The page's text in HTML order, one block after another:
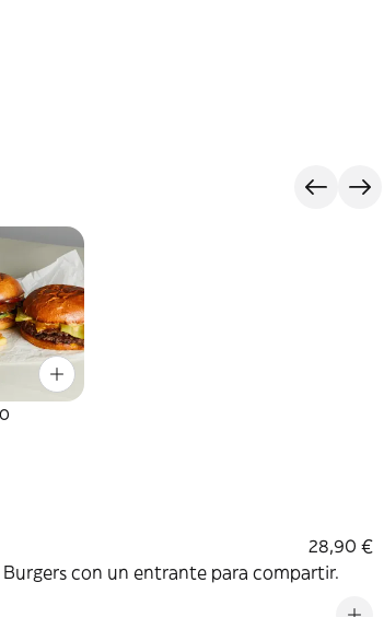
28,90 €
Burgers con un entrante para compartir.